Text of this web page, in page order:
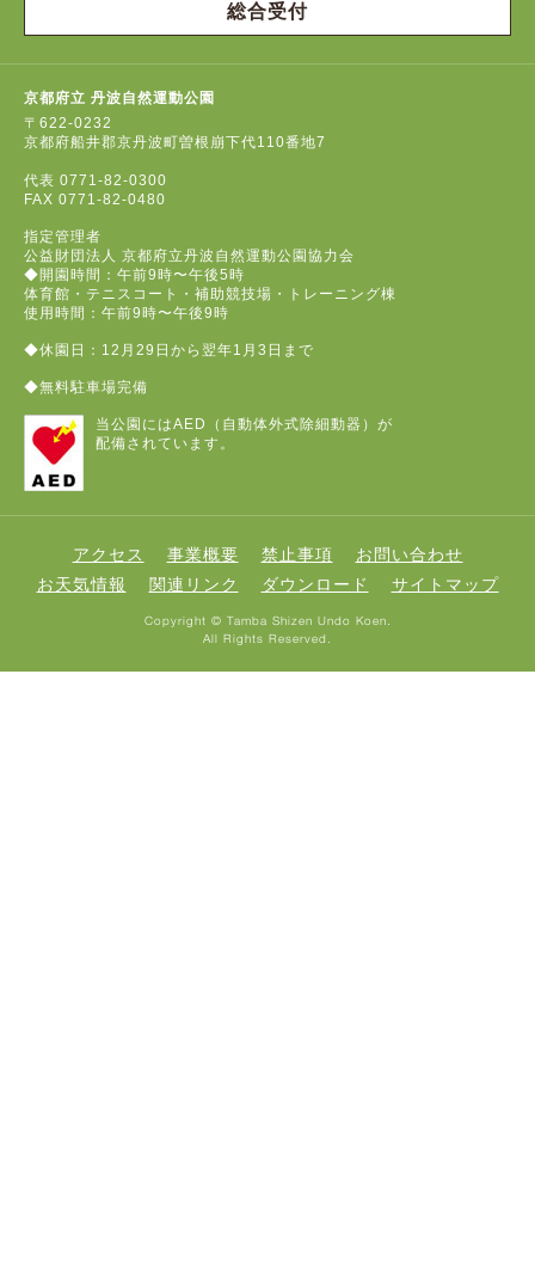
総合受付
京都府立 丹波自然運動公園
〒622-0232
京都府船井郡京丹波町曽根崩下代110番地7
代表 0771-82-0300
FAX 0771-82-0480
指定管理者
公益財団法人 京都府立丹波自然運動公園協力会
◆開園時間：午前9時〜午後5時
体育館・テニスコート・補助競技場・トレーニング棟
使用時間：午前9時〜午後9時
◆休園日：12月29日から翌年1月3日まで
◆無料駐車場完備
当公園にはAED（自動体外式除細動器）が
配備されています。
アクセス 事業概要 禁止事項
お問い合わせ
お天気情報
関連リンク ダウンロード サイトマップ
Copyright © Tamba Shizen Undo Koen.
All Rights Reserved.